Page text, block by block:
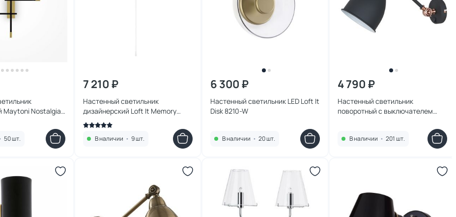
Maytoni Nostalgia
50 шт.
7 210 ₽
Настенный светильник
дизайнерский Loft It Memory
5055W/S white
В наличии • 9 шт.
6 300 ₽
Настенный светильник LED Loft It
Disk 8210-W
В наличии • 20 шт.
4 790 ₽
Настенный светильник
поворотный с выключателем
В наличии • 201 шт.